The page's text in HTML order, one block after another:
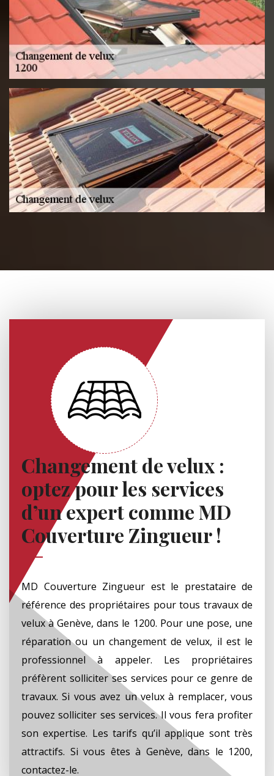
Changement de velux :
optez pour les services
d’un expert comme MD
Couverture Zingueur !
MD Couverture Zingueur est le prestataire de
référence des propriétaires pour tous travaux de
velux à Genève, dans le 1200. Pour une pose, une
réparation ou un changement de velux, il est le
professionnel à appeler. Les propriétaires
préfèrent solliciter ses services pour ce genre de
travaux. Si vous avez un velux à remplacer, vous
pouvez solliciter ses services. Il vous fera profiter
son expertise. Les tarifs qu’il applique sont très
attractifs. Si vous êtes à Genève, dans le 1200,
contactez-le.